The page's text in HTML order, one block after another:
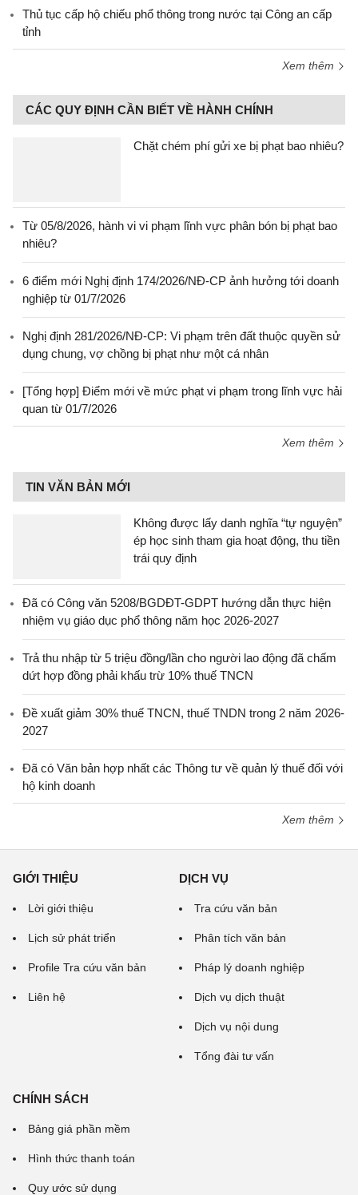
Thủ tục cấp hộ chiếu phổ thông trong nước tại Công an cấp
tỉnh
Xem thêm
CÁC QUY ĐỊNH CẦN BIẾT VỀ HÀNH CHÍNH
Chặt chém phí gửi xe bị phạt bao nhiêu?
Từ 05/8/2026, hành vi vi phạm lĩnh vực phân bón bị phạt bao
nhiêu?
6 điểm mới Nghị định 174/2026/NĐ-CP ảnh hưởng tới doanh
nghiệp từ 01/7/2026
Nghị định 281/2026/NĐ-CP: Vi phạm trên đất thuộc quyền sử
dụng chung, vợ chồng bị phạt như một cá nhân
[Tổng hợp] Điểm mới về mức phạt vi phạm trong lĩnh vực hải
quan từ 01/7/2026
Xem thêm
TIN VĂN BẢN MỚI
Không được lấy danh nghĩa “tự nguyện”
ép học sinh tham gia hoạt động, thu tiền
trái quy định
Đã có Công văn 5208/BGDĐT-GDPT hướng dẫn thực hiện
nhiệm vụ giáo dục phổ thông năm học 2026-2027
Trả thu nhập từ 5 triệu đồng/lần cho người lao động đã chấm
dứt hợp đồng phải khấu trừ 10% thuế TNCN
Đề xuất giảm 30% thuế TNCN, thuế TNDN trong 2 năm 2026-
2027
Đã có Văn bản hợp nhất các Thông tư về quản lý thuế đối với
hộ kinh doanh
Xem thêm
GIỚI THIỆU
Lời giới thiệu
Lịch sử phát triển
Profile Tra cứu văn bản
Liên hệ
DỊCH VỤ
Tra cứu văn bản
Phân tích văn bản
Pháp lý doanh nghiệp
Dịch vụ dịch thuật
Dịch vụ nội dung
Tổng đài tư vấn
CHÍNH SÁCH
Bảng giá phần mềm
Hình thức thanh toán
Quy ước sử dụng